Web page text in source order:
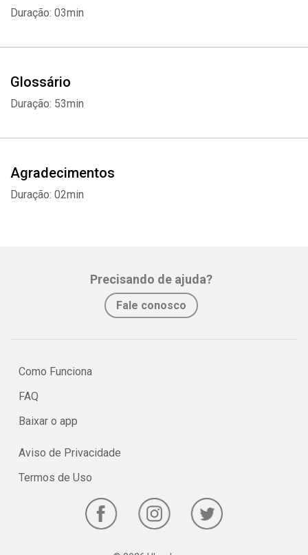
Duração: 03min
Glossário
Duração: 53min
Agradecimentos
Duração: 02min
Precisando de ajuda?
Fale conosco
Como Funciona
FAQ
Baixar o app
Aviso de Privacidade
Termos de Uso